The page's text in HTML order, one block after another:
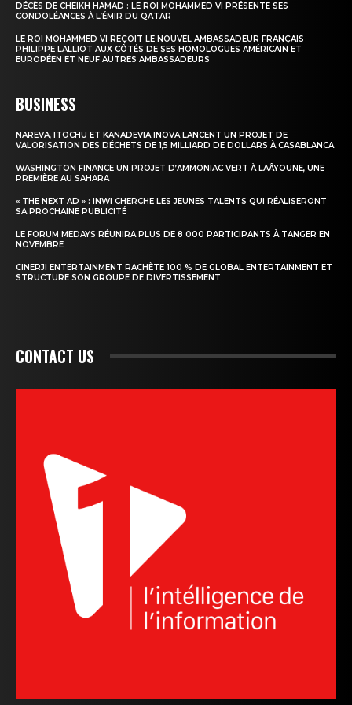
Insight Publications
À propos
Formules d’abonnement
Mon compte
DÉCÈS DE CHEIKH HAMAD : LE ROI MOHAMMED VI PRÉSENTE SES
CONDOLÉANCES À L’ÉMIR DU QATAR
LE ROI MOHAMMED VI REÇOIT LE NOUVEL AMBASSADEUR FRANÇAIS
PHILIPPE LALLIOT AUX CÔTÉS DE SES HOMOLOGUES AMÉRICAIN ET
EUROPÉEN ET NEUF AUTRES AMBASSADEURS
BUSINESS
NAREVA, ITOCHU ET KANADEVIA INOVA LANCENT UN PROJET DE
VALORISATION DES DÉCHETS DE 1,5 MILLIARD DE DOLLARS À CASABLANCA
WASHINGTON FINANCE UN PROJET D’AMMONIAC VERT À LAÂYOUNE, UNE
PREMIÈRE AU SAHARA
« THE NEXT AD » : INWI CHERCHE LES JEUNES TALENTS QUI RÉALISERONT
SA PROCHAINE PUBLICITÉ
LE FORUM MEDAYS RÉUNIRA PLUS DE 8 000 PARTICIPANTS À TANGER EN
NOVEMBRE
CINERJI ENTERTAINMENT RACHÈTE 100 % DE GLOBAL ENTERTAINMENT ET
STRUCTURE SON GROUPE DE DIVERTISSEMENT
CONTACT US